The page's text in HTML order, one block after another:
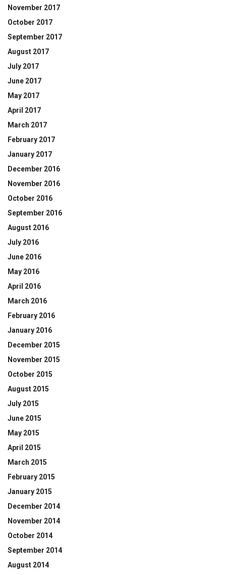
November 2017
October 2017
September 2017
August 2017
July 2017
June 2017
May 2017
April 2017
March 2017
February 2017
January 2017
December 2016
November 2016
October 2016
September 2016
August 2016
July 2016
June 2016
May 2016
April 2016
March 2016
February 2016
January 2016
December 2015
November 2015
October 2015
August 2015
July 2015
June 2015
May 2015
April 2015
March 2015
February 2015
January 2015
December 2014
November 2014
October 2014
September 2014
August 2014